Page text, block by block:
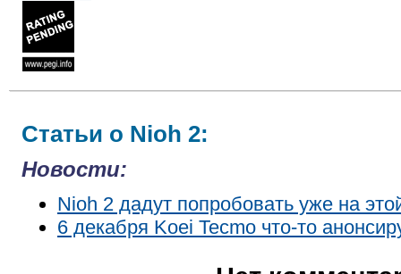
Статьи о Nioh 2:
Новости:
Nioh 2 дадут попробовать уже на
6 декабря Koei Tecmo что-то